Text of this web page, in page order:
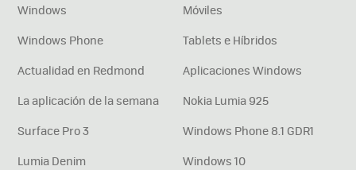
Windows
Móviles
Windows Phone
Tablets e Híbridos
Actualidad en Redmond
Aplicaciones Windows
La aplicación de la semana
Nokia Lumia 925
Surface Pro 3
Windows Phone 8.1 GDR1
Lumia Denim
Windows 10